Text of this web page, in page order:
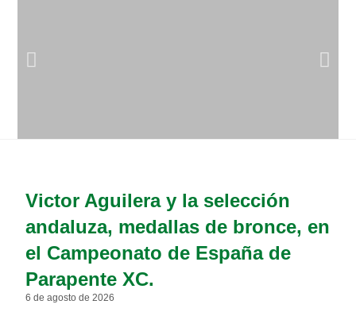
Victor Aguilera y la selección
andaluza, medallas de bronce, en
el Campeonato de España de
Parapente XC.
6 de agosto de 2026